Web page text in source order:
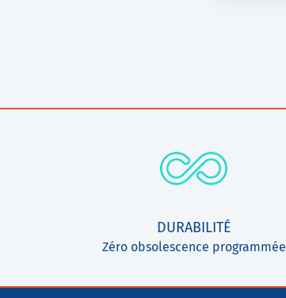
DURABILITÉ
Zéro obsolescence programmée